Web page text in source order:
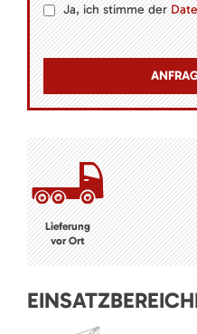
Ja, ich stimme der
Lieferung
vor Ort